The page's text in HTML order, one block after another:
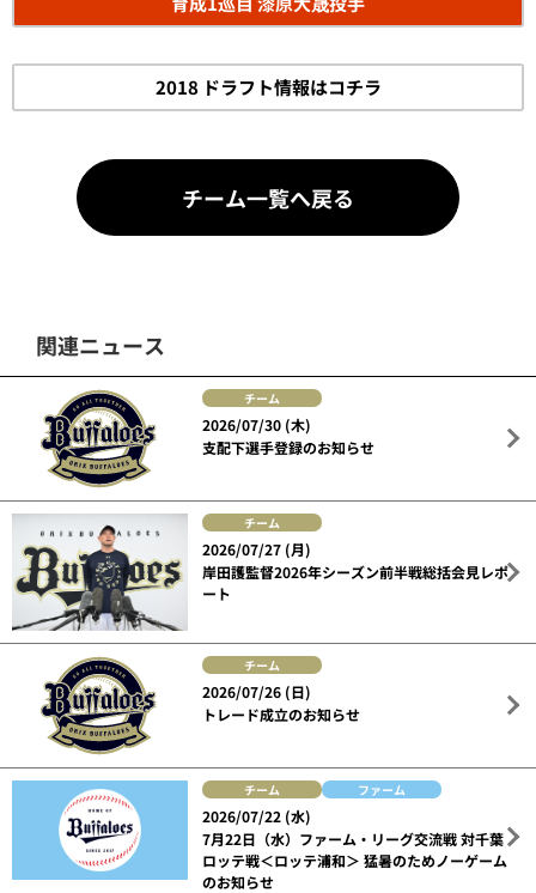
2018 ドラフト情報はコチラ
チーム一覧へ戻る
関連ニュース
チーム
2026/07/30 (木)
支配下選手登録のお知らせ
チーム
2026/07/27 (月)
岸田護監督2026年シーズン前半戦総括会見レポ
ート
チーム
2026/07/26 (日)
トレード成立のお知らせ
チーム ファーム
2026/07/22 (水)
7月22日（水）ファーム・リーグ交流戦 対千葉
ロッテ戦＜ロッテ浦和＞ 猛暑のためノーゲーム
のお知らせ